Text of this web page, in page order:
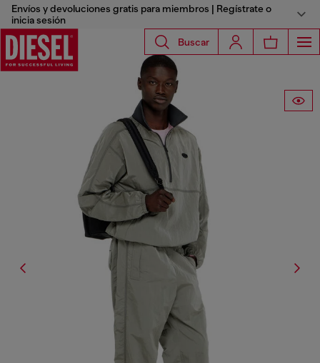
Envíos y devoluciones gratis para miembros | Regístrate o
inicia sesión
Buscar